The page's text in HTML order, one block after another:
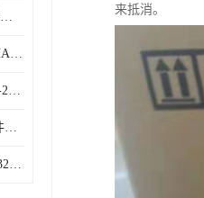
哈默纳科 AC伺服执行元件扁平型SHA系列
日本HD机夹机械手谐波SHA32A120CG-B12B
日本HD电刷谐波传动FHA-25C-50-E250-C
工件定位点固焊谐波传动件哈默纳科CSF-45-100-2UH
五轴机床功能与应用FHA-32C-50-US250
来抵消。